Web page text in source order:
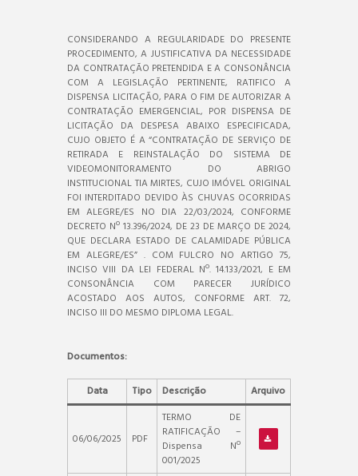
CONSIDERANDO A REGULARIDADE DO PRESENTE
PROCEDIMENTO, A JUSTIFICATIVA DA NECESSIDADE
DA CONTRATAÇÃO PRETENDIDA E A CONSONÂNCIA
COM A LEGISLAÇÃO PERTINENTE, RATIFICO A
DISPENSA LICITAÇÃO, PARA O FIM DE AUTORIZAR A
CONTRATAÇÃO EMERGENCIAL, POR DISPENSA DE
LICITAÇÃO DA DESPESA ABAIXO ESPECIFICADA,
CUJO OBJETO É A “CONTRATAÇÃO DE SERVIÇO DE
RETIRADA E REINSTALAÇÃO DO SISTEMA DE
VIDEOMONITORAMENTO DO ABRIGO
INSTITUCIONAL TIA MIRTES, CUJO IMÓVEL ORIGINAL
FOI INTERDITADO DEVIDO ÀS CHUVAS OCORRIDAS
EM ALEGRE/ES NO DIA 22/03/2024, CONFORME
DECRETO Nº 13.396/2024, DE 23 DE MARÇO DE 2024,
QUE DECLARA ESTADO DE CALAMIDADE PÚBLICA
EM ALEGRE/ES” . COM FULCRO NO ARTIGO 75,
INCISO VIII DA LEI FEDERAL Nº. 14.133/2021, E EM
CONSONÂNCIA COM PARECER JURÍDICO
ACOSTADO AOS AUTOS, CONFORME ART. 72,
INCISO III DO MESMO DIPLOMA LEGAL.
Documentos:
Data Tipo Descrição Arquivo
06/06/2025 PDF
TERMO DE
RATIFICAÇÃO –
Dispensa Nº
001/2025